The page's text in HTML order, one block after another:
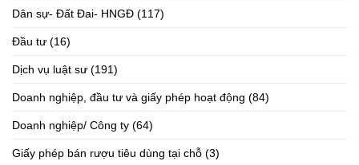
Dân sự- Đất Đai- HNGĐ (117)
Đầu tư (16)
Dịch vụ luật sư (191)
Doanh nghiệp, đầu tư và giấy phép hoạt động (84)
Doanh nghiệp/ Công ty (64)
Giấy phép bán rượu tiêu dùng tại chỗ (3)